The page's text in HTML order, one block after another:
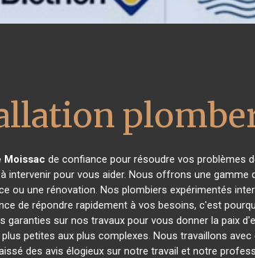
Moissac de confiance pour résoudre vos problèmes
intervenir pour vous aider. Nous offrons une
ou une rénovation. Nos plombiers expérimentés
de répondre rapidement à vos besoins, c'est
sur nos travaux pour vous donner la paix
petites aux plus complexes. Nous travaillons
des avis élogieux sur notre travail et notre